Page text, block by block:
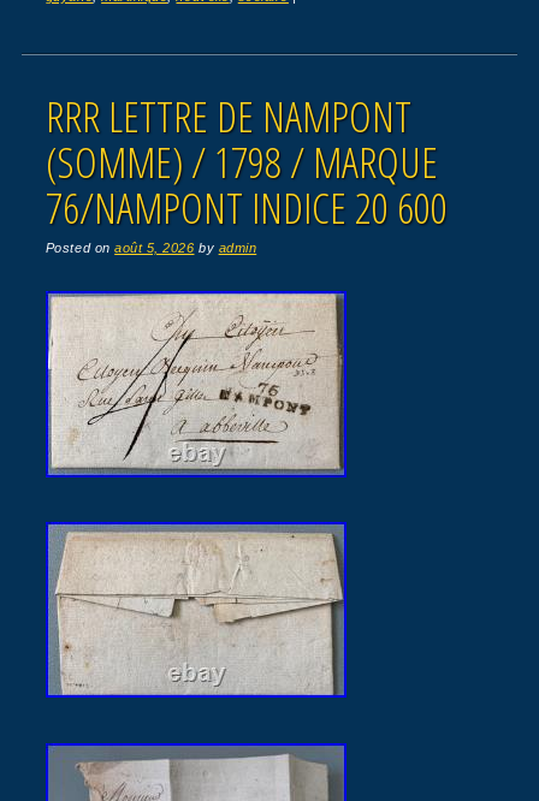
RRR LETTRE DE NAMPONT
(SOMME) / 1798 / MARQUE
76/NAMPONT INDICE 20 600
Posted onaoût 5, 2026 by admin